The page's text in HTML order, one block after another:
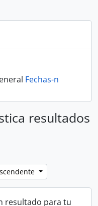
Fechas-n
resultados
resultado para tu